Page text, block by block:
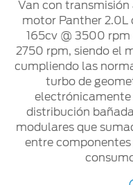
de
servicio
Puntos de
servicio
multimarca
Quick
Lane®
Realidad
Aumentada
Van con
motor Panther 2.0L
165cv @ 3500
2750 rpm, siendo el
cumpliendo las
turbo de
electrónicamente
distribución
modulares que
entre